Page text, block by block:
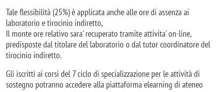
Tale flessibilità (25%) è applicata anche alle ore di assenza ai
laboratorio e tirocinio indiretto,
Il monte ore relativo sara' recuperato tramite attivita' on-line,
predisposte dal titolare del laboratorio o dal tutor coordinatore del
tirocinio indiretto.
Gli iscritti ai corsi del 7 ciclo di specializzazione per le attività di
sostegno potranno accedere alla piattaforma elearning di ateneo